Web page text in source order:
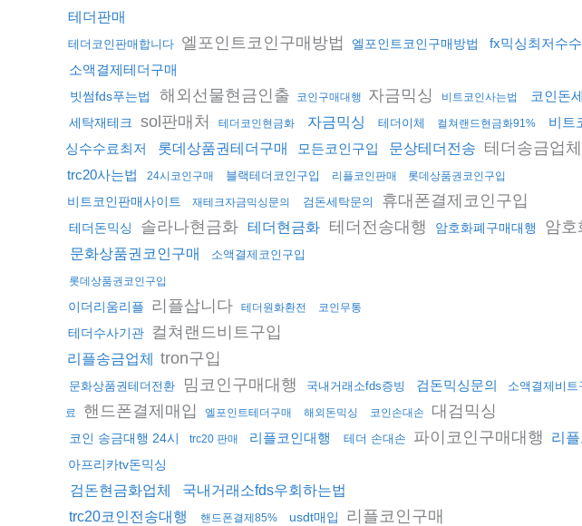
테더판매
테더코인판매합니다 엘포인트코인구매방법 엘포인트코인구매방법 fx믹싱최저수
소액결제테더구매
빗썸fds푸는법 해외선물현금인출 코인구매대행 자금믹싱 비트코인사는법 코인돈
세탁재테크 sol판매처 테더코인현금화 자금믹싱 테더이체 컬쳐랜드현금화91% 비트
싱수수료최저
롯데상품권테더구매 모든코인구입 문상테더전송 테더송금업체
trc20사는법 24시코인구매 블랙테더코인구입 리플코인판매 롯데상품권코인구입
비트코인판매사이트 재테크자금믹싱문의 검돈세탁문의 휴대폰결제코인구입
테더돈믹싱 솔라나현금화 테더현금화 테더전송대행 암호화폐구매대행 암호
문화상품권코인구매 소액결제코인구입
롯데상품권코인구입
이더리움리플 리플삽니다 테더원화환전 코인무통
테더수사기관 컬쳐랜드비트구입
리플송금업체 tron구입
문화상품권테더전환 밈코인구매대행 국내거래소fds증빙 검돈믹싱문의 소액결제비트
료 핸드폰결제매입 엘포인트테더구매 해외돈믹싱 코인손대손 대검믹싱
코인 송금대행 24시 trc20 판매 리플코인대행 테더 손대손 파이코인구매대행 리
아프리카tv돈믹싱
검돈현금화업체
국내거래소fds우회하는법
trc20코인전송대행
핸드폰결제85% usdt매입 리플코인구매